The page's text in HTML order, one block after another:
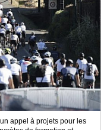
appel à projets pour les